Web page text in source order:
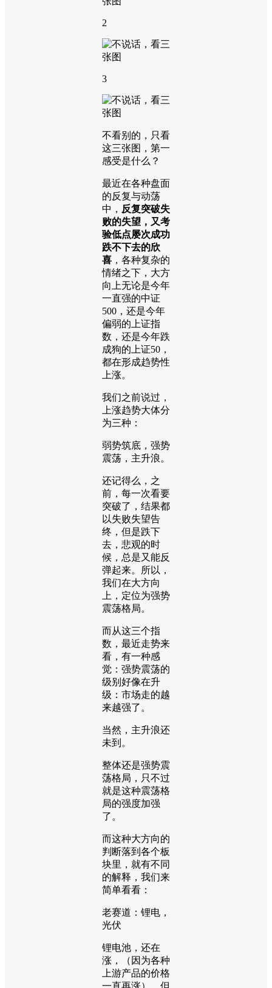
2
3
不看别的，只看
这三张图，第一
感受是什么？
最近在各种盘面
的反复与动荡
中， 反复突破失
败的失望，又考
验低点屡次成功
跌不下去的欣
喜 ，各种复杂的
情绪之下，大方
向上无论是今年
一直强的中证
500，还是今年
偏弱的上证指
数，还是今年跌
成狗的上证50，
都在形成趋势性
上涨。
我们之前说过，
上涨趋势大体分
为三种：
弱势筑底，强势
震荡，主升浪。
还记得么，之
前，每一次看要
突破了，结果都
以失败失望告
终，但是跌下
去，悲观的时
候，总是又能反
弹起来。所以，
我们在大方向
上，定位为强势
震荡格局。
而从这三个指
数，最近走势来
看，有一种感
觉：强势震荡的
级别好像在升
级：市场走的越
来越强了。
当然，主升浪还
未到。
整体还是强势震
荡格局，只不过
就是这种震荡格
局的强度加强
了。
而这种大方向的
判断落到各个板
块里，就有不同
的解释，我们来
简单看看：
老赛道：锂电，
光伏
锂电池，还在
涨，（因为各种
上游产品的价格
一直再涨），但